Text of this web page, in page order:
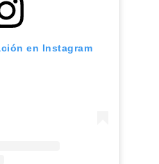
en Instagram